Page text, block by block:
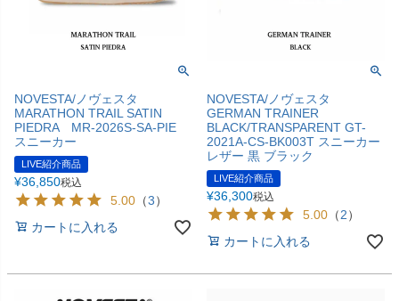
NOVESTA/ノヴェスタ
MARATHON TRAIL SATIN
PIEDRA MR-2026S-SA-PIE
スニーカー
LIVE紹介商品
¥36,850税込
5.00 （3）
カートに入れる
NOVESTA/ノヴェスタ
GERMAN TRAINER
BLACK/TRANSPARENT GT-
2021A-CS-BK003T スニーカー
レザー 黒 ブラック
LIVE紹介商品
¥36,300税込
5.00 （2）
カートに入れる